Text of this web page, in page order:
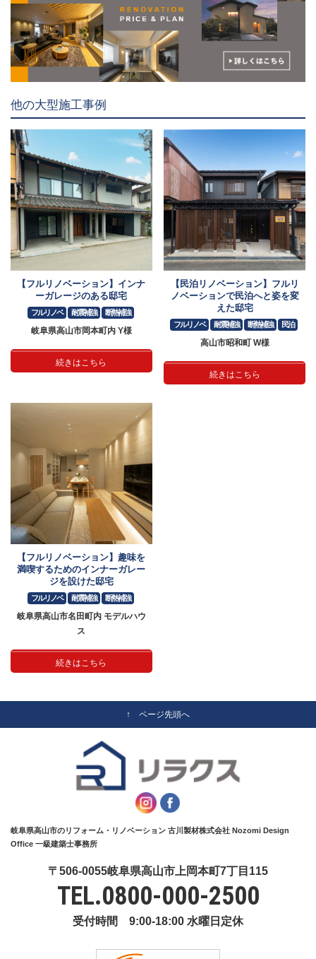
他の大型施工事例
【フルリノベーション】インナ
ーガレージのある邸宅
フルリノベ 耐震補強 断熱補強
岐阜県高山市岡本町内 Y様
続きはこちら
【民泊リノベーション】フルリ
ノベーションで民泊へと姿を変
えた邸宅
フルリノベ 耐震補強 断熱補強 民泊
高山市昭和町 W様
続きはこちら
【フルリノベーション】趣味を
満喫するためのインナーガレー
ジを設けた邸宅
フルリノベ 耐震補強 断熱補強
岐阜県高山市名田町内 モデルハウ
ス
続きはこちら
↑ ページ先頭へ
岐阜県高山市のリフォーム・リノベーション 古川製材株式会社 Nozomi Design
Office 一級建築士事務所
〒506-0055岐阜県高山市上岡本町7丁目115
TEL.0800-000-2500
受付時間 9:00-18:00 水曜日定休